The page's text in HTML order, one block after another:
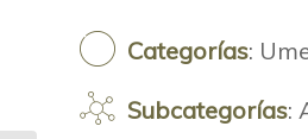
Categorías:
Subcategorías: